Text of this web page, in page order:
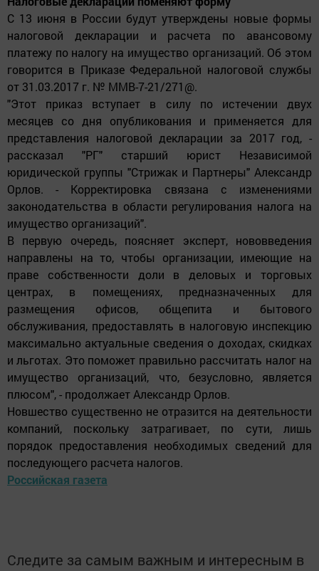
С 13 июня в России будут утверждены новые формы
налоговой декларации и расчета по авансовому
платежу по налогу на имущество организаций. Об этом
говорится в Приказе Федеральной налоговой службы
от 31.03.2017 г. № ММВ-7-21/271@.
"Этот приказ вступает в силу по истечении двух
месяцев со дня опубликования и применяется для
представления налоговой декларации за 2017 год, -
рассказал "РГ" старший юрист Независимой
юридической группы "Стрижак и Партнеры" Александр
Орлов. - Корректировка связана с изменениями
законодательства в области регулирования налога на
имущество организаций".
В первую очередь, поясняет эксперт, нововведения
направлены на то, чтобы организации, имеющие на
праве собственности доли в деловых и торговых
центрах, в помещениях, предназначенных для
размещения офисов, общепита и бытового
обслуживания, предоставлять в налоговую инспекцию
максимально актуальные сведения о доходах, скидках
и льготах. Это поможет правильно рассчитать налог на
имущество организаций, что, безусловно, является
плюсом", - продолжает Александр Орлов.
Новшество существенно не отразится на деятельности
компаний, поскольку затрагивает, по сути, лишь
порядок предоставления необходимых сведений для
последующего расчета налогов.
Российская газета
Следите за самым важным и интересным в